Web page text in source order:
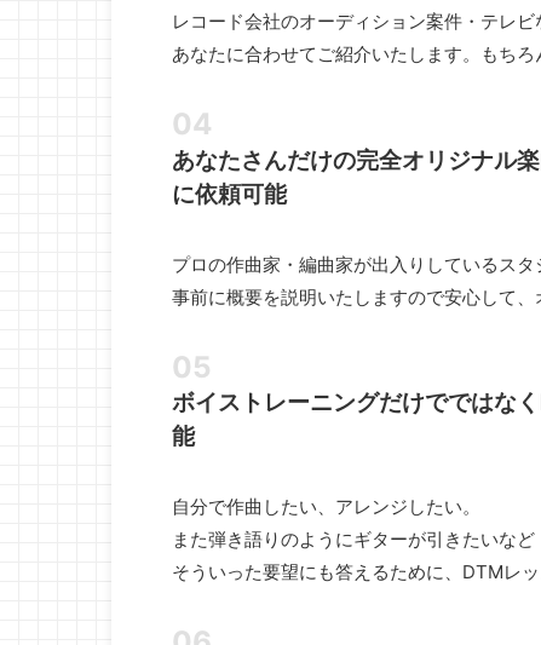
レコード会社のオーディション案件・テレ
あなたに合わせてご紹介いたします。もち
あなたさんだけの完全オリジナル
に依頼可能
プロの作曲家・編曲家が出入りしているス
事前に概要を説明いたしますので安心して
ボイストレーニングだけでではな
能
自分で作曲したい、アレンジしたい。
また弾き語りのようにギターが引きたいなど
そういった要望にも答えるために、DTMレ